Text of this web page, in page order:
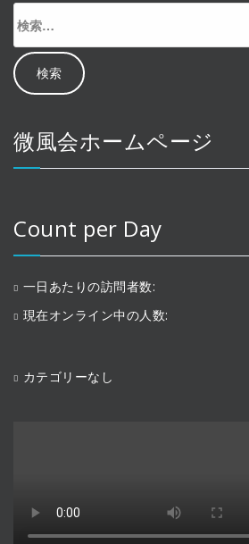
検
索:
微風会ホームページ
Count per Day
一日あたりの訪問者数:
現在オンライン中の人数:
カテゴリーなし